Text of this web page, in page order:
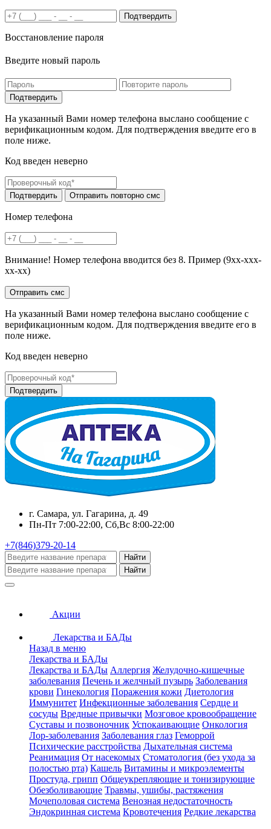
Подтвердить
Восстановление пароля
Введите новый пароль
На указанный Вами номер телефона выслано сообщение с
верификационным кодом. Для подтверждения введите его в
поле ниже.
Код введен неверно
Номер телефона
Внимание! Номер телефона вводится без 8. Пример (9хх-ххх-
хх-хх)
На указанный Вами номер телефона выслано сообщение с
верификационным кодом. Для подтверждения введите его в
поле ниже.
Код введен неверно
г. Самара, ул. Гагарина, д. 49
Пн-Пт 7:00-22:00, Сб,Вс 8:00-22:00
+7(846)379-20-14
Найти
Найти
Акции
Лекарства и БАДы
Назад в меню
Лекарства и БАДы
Лекарства и БАДы Аллергия Желудочно-кишечные
заболевания Печень и желчный пузырь Заболевания
крови Гинекология Поражения кожи Диетология
Иммунитет Инфекционные заболевания Сердце и
сосуды Вредные привычки Мозговое кровообращение
Суставы и позвоночник Успокаивающие Онкология
Лор-заболевания Заболевания глаз Геморрой
Психические расстройства Дыхательная система
Реанимация От насекомых Стоматология (без ухода за
полостью рта) Кашель Витамины и микроэлементы
Простуда, грипп Общеукрепляющие и тонизирующие
Обезболивающие Травмы, ушибы, растяжения
Мочеполовая система Венозная недостаточность
Эндокринная система Кровотечения Редкие лекарства